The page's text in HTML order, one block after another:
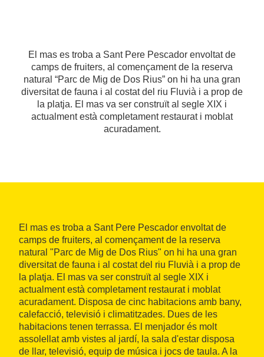
El mas es troba a Sant Pere Pescador envoltat de
camps de fruiters, al començament de la reserva
natural “Parc de Mig de Dos Rius” on hi ha una gran
diversitat de fauna i al costat del riu Fluvià i a prop de
la platja. El mas va ser construït al segle XIX i
actualment està completament restaurat i moblat
acuradament.
El mas es troba a Sant Pere Pescador envoltat de
camps de fruiters, al començament de la reserva
natural "Parc de Mig de Dos Rius" on hi ha una gran
diversitat de fauna i al costat del riu Fluvià i a prop de
la platja. El mas va ser construït al segle XIX i
actualment està completament restaurat i moblat
acuradament. Disposa de cinc habitacions amb bany,
calefacció, televisió i climatitzades. Dues de les
habitacions tenen terrassa. El menjador és molt
assolellat amb vistes al jardí, la sala d'estar disposa
de llar, televisió, equip de música i jocs de taula. A la